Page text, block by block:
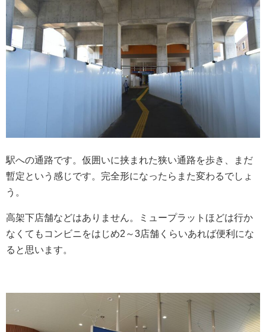
駅への通路です。仮囲いに挟まれた狭い通路を歩き、まだ
暫定という感じです。完全形になったらまた変わるでしょ
う。
高架下店舗などはありません。ミュープラットほどは行か
なくてもコンビニをはじめ2～3店舗くらいあれば便利にな
ると思います。